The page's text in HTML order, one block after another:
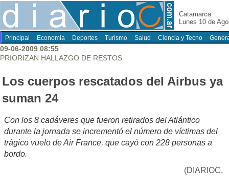
Catamarca
Lunes 10 de
Principal Economia Deportes Turismo Salud Ciencia y Tecno
09-06-2009 08:55
PRIORIZAN HALLAZGO DE RESTOS
Los cuerpos rescatados del Airbus ya
suman 24
Con los 8 cadáveres que fueron retirados del Atlántico
durante la jornada se incrementó el número de víctimas del
trágico vuelo de Air France, que cayó con 228 personas a
bordo.
(DIARIOC,